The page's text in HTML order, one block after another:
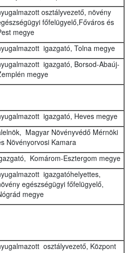
osztályvezető, növény
főfelügyelő,Főváros és
megye
igazgató, Tolna megye
igazgató, Borsod-Abaúj-
megye
igazgató, Heves megye
Magyar Növényvédő Mérnöki
Növényorvosi Kamara
Komárom-Esztergom megye
igazgatóhelyettes,
egészségügyi főfelügyelő,
megye
osztályvezető, Központ